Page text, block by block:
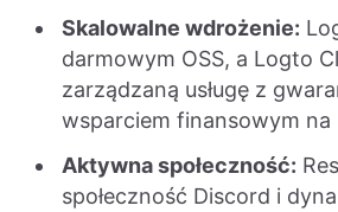
Skalowalne wdrożenie:
darmowym OSS, a Logto
zarządzaną usługę z
wsparciem finansowym na
Aktywna społeczność:
społeczność Discord i